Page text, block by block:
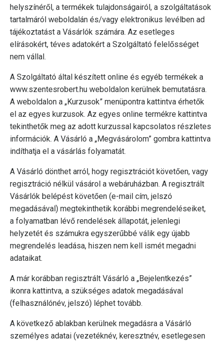
helyszínéről, a termékek tulajdonságairól, a szolgáltatások
tartalmáról weboldalán és/vagy elektronikus levélben ad
tájékoztatást a Vásárlók számára. Az esetleges
elírásokért, téves adatokért a Szolgáltató felelősséget
nem vállal.
A Szolgáltató által készített online és egyéb termékek a
www.szentesrobert.hu weboldalon kerülnek bemutatásra.
A weboldalon a „Kurzusok” menüpontra kattintva érhetők
el az egyes kurzusok. Az egyes online termékre kattintva
tekinthetők meg az adott kurzussal kapcsolatos részletes
információk. A Vásárló a „Megvásárolom” gombra kattintva
indíthatja el a vásárlás folyamatát.
A Vásárló dönthet arról, hogy regisztrációt követően, vagy
regisztráció nélkül vásárol a webáruházban. A regisztrált
Vásárlók belépést követően (e-mail cím, jelszó
megadásával) megtekinthetik korábbi megrendeléseiket,
a folyamatban lévő rendelések állapotát, jelenlegi
helyzetét és számukra egyszerűbbé válik egy újabb
megrendelés leadása, hiszen nem kell ismét megadni
adataikat.
A már korábban regisztrált Vásárló a „Bejelentkezés”
ikonra kattintva, a szükséges adatok megadásával
(felhasználónév, jelszó) léphet tovább.
A következő ablakban kerülnek megadásra a Vásárló
személyes adatai (vezetéknév, keresztnév, esetlegesen